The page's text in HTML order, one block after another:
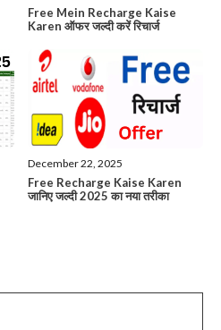
Free Mein Recharge Kaise
Karen ऑफर जल्दी करें रिचार्ज
December 22, 2025
Free Recharge Kaise Karen
जानिए जल्दी 2025 का नया तरीका